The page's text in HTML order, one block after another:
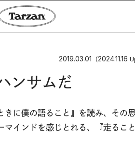
2019.03.01 （2024.11.16
ンサムだ
に僕の語ること』を読み、その
インドを感じとれる、『走るこ